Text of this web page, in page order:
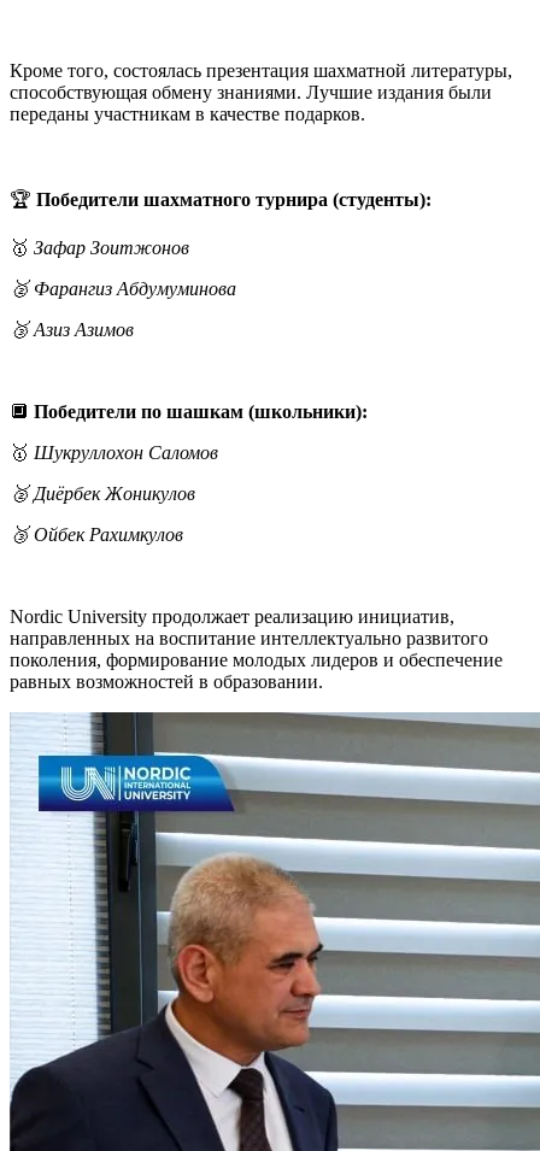
Кроме того, состоялась презентация шахматной литературы,
способствующая обмену знаниями. Лучшие издания были
переданы участникам в качестве подарков.
🏆 Победители шахматного турнира (студенты):
🥇 Зафар Зоитжонов
🥈 Фарангиз Абдумуминова
🥉 Азиз Азимов
🔲 Победители по шашкам (школьники):
🥇 Шукруллохон Саломов
🥈 Диёрбек Жоникулов
🥉 Ойбек Рахимкулов
Nordic University продолжает реализацию инициатив,
направленных на воспитание интеллектуально развитого
поколения, формирование молодых лидеров и обеспечение
равных возможностей в образовании.